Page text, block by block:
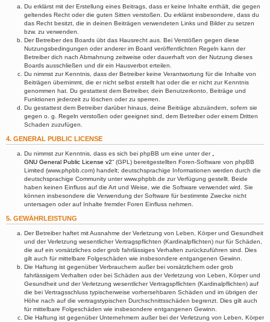
Du erklärst mit der Erstellung eines Beitrags, dass er keine Inhalte enthält, die gegen
geltendes Recht oder die guten Sitten verstoßen. Du erklärst insbesondere, dass du
das Recht besitzt, die in deinen Beiträgen verwendeten Links und Bilder zu setzen
bzw. zu verwenden.
Der Betreiber des Boards übt das Hausrecht aus. Bei Verstößen gegen diese
Nutzungsbedingungen oder anderer im Board veröffentlichten Regeln kann der
Betreiber dich nach Abmahnung zeitweise oder dauerhaft von der Nutzung dieses
Boards ausschließen und dir ein Hausverbot erteilen.
Du nimmst zur Kenntnis, dass der Betreiber keine Verantwortung für die Inhalte von
Beiträgen übernimmt, die er nicht selbst erstellt hat oder die er nicht zur Kenntnis
genommen hat. Du gestattest dem Betreiber, dein Benutzerkonto, Beiträge und
Funktionen jederzeit zu löschen oder zu sperren.
Du gestattest dem Betreiber darüber hinaus, deine Beiträge abzuändern, sofern sie
gegen o. g. Regeln verstoßen oder geeignet sind, dem Betreiber oder einem Dritten
Schaden zuzufügen.
4. GENERAL PUBLIC LICENSE
Du nimmst zur Kenntnis, dass es sich bei phpBB um eine unter der „
GNU General Public License v2“ (GPL) bereitgestellten Foren-Software von phpBB
Limited (www.phpbb.com) handelt; deutschsprachige Informationen werden durch die
deutschsprachige Community unter www.phpbb.de zur Verfügung gestellt. Beide
haben keinen Einfluss auf die Art und Weise, wie die Software verwendet wird. Sie
können insbesondere die Verwendung der Software für bestimmte Zwecke nicht
untersagen oder auf Inhalte fremder Foren Einfluss nehmen.
5. GEWÄHRLEISTUNG
Der Betreiber haftet mit Ausnahme der Verletzung von Leben, Körper und Gesundheit
und der Verletzung wesentlicher Vertragspflichten (Kardinalpflichten) nur für Schäden,
die auf ein vorsätzliches oder grob fahrlässiges Verhalten zurückzuführen sind. Dies
gilt auch für mittelbare Folgeschäden wie insbesondere entgangenen Gewinn.
Die Haftung ist gegenüber Verbrauchern außer bei vorsätzlichem oder grob
fahrlässigem Verhalten oder bei Schäden aus der Verletzung von Leben, Körper und
Gesundheit und der Verletzung wesentlicher Vertragspflichten (Kardinalpflichten) auf
die bei Vertragsschluss typischerweise vorhersehbaren Schäden und im übrigen der
Höhe nach auf die vertragstypischen Durchschnittsschäden begrenzt. Dies gilt auch
für mittelbare Folgeschäden wie insbesondere entgangenen Gewinn.
Die Haftung ist gegenüber Unternehmern außer bei der Verletzung von Leben, Körper